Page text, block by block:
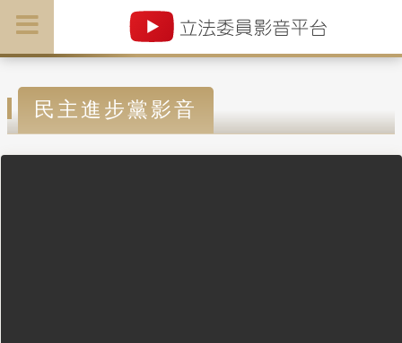
民主進步黨影音